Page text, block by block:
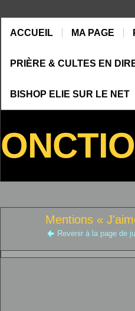
ACCUEIL MA PAGE
PRIÈRE & CULTES EN
BISHOP ELIE SUR LE NET
Mentions «
Revenir à la page de